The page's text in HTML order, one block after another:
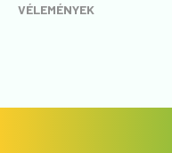
VÉLEMÉNYEK